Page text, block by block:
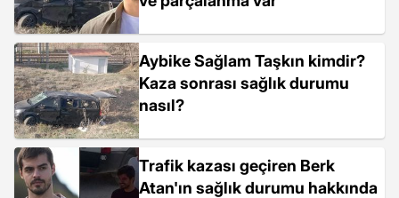
Aybike Sağlam Taşkın kimdir?
Kaza sonrası sağlık durumu
nasıl?
Trafik kazası geçiren Berk
Atan'ın sağlık durumu hakkında